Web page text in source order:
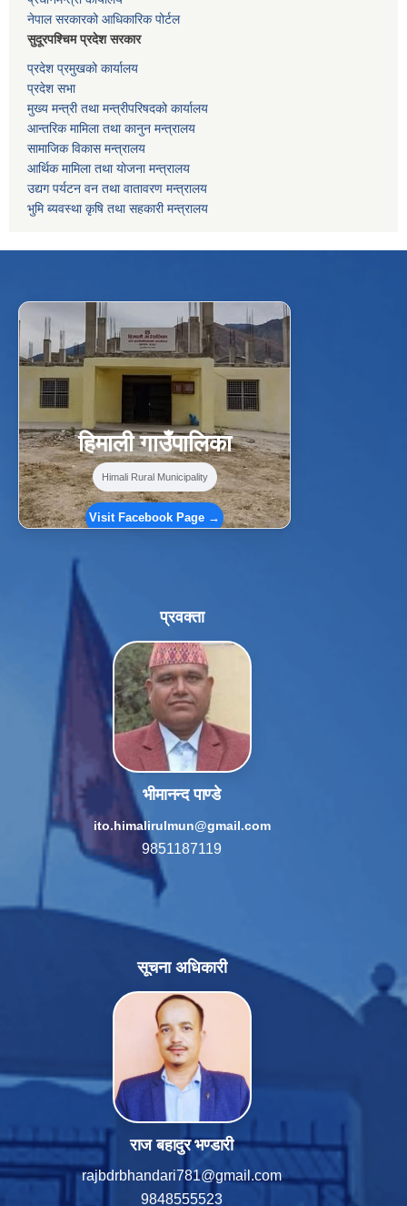
नेपाल सरकारको आधिकारिक पोर्टल
सुदूरपश्चिम प्रदेश सरकार
प्रदेश प्रमुखको कार्यालय
प्रदेश सभा
मुख्य मन्त्री तथा मन्त्रीपरिषदको कार्यालय
आन्तरिक मामिला तथा कानुन मन्त्रालय
सामाजिक विकास मन्त्रालय
आर्थिक मामिला तथा योजना मन्त्रालय
उद्यग पर्यटन वन तथा वातावरण मन्त्रालय
भुमि ब्यवस्था कृषि तथा सहकारी मन्त्रालय
f Facebook ⋯
हिमाली गाउँपालिका
Himali Rural Municipality
Visit Facebook Page →
प्रवक्ता
भीमानन्द पाण्डे
ito.himalirulmun@gmail.com
9851187119
सूचना अधिकारी
राज बहादुर भण्डारी
rajbdrbhandari781@gmail.com
9848555523